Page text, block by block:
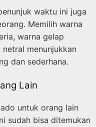
waktu ini juga
Memilih warna
warna gelap
menunjukkan
dan sederhana.
Lain
untuk orang lain
sudah bisa ditemukan